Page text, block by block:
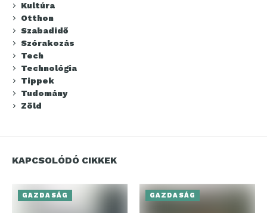
Kultúra
Otthon
Szabadidő
Szórakozás
Tech
Technológia
Tippek
Tudomány
Zöld
KAPCSOLÓDÓ CIKKEK
GAZDASÁG GAZDASÁG